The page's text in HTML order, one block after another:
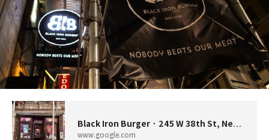
Black Iron Burger · 245 W 38th St, New York, NY 10018 미국
www.google.com